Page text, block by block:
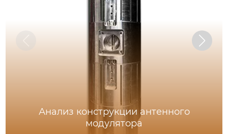
Анализ конструкции антенного
модулятора